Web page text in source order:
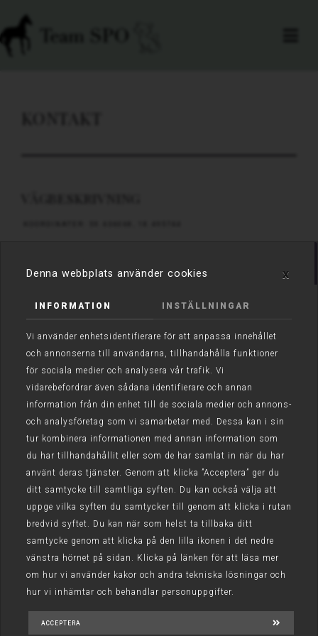
KONTAKT
FRÅN NORRTÄLJE
FRÅN ÅKERSBERGA
x
Denna webbplats använder cookies
INFORMATION INSTÄLLNINGAR
Vi använder enhetsidentifierare för att anpassa innehållet
och annonserna till användarna, tillhandahålla funktioner
för sociala medier och analysera vår trafik. Vi
vidarebefordrar även sådana identifierare och annan
information från din enhet till de sociala medier och annons-
och analysföretag som vi samarbetar med. Dessa kan i sin
tur kombinera informationen med annan information som
du har tillhandahållit eller som de har samlat in när du har
använt deras tjänster. Genom att klicka ”Acceptera” ger du
ditt samtycke till samtliga syften. Du kan också välja att
uppge vilka syften du samtycker till genom att klicka i rutan
bredvid syftet. Du kan när som helst ta tillbaka ditt
samtycke genom att klicka på den lilla ikonen i det nedre
vänstra hörnet på sidan. Klicka på länken för att läsa mer
om hur vi använder kakor och andra tekniska lösningar och
hur vi inhämtar och behandlar personuppgifter.
ACCEPTERA